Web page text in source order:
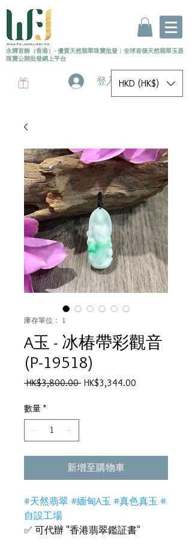
永輝首飾（香港）- 優質天然翡翠珠寶批發 〡 全球首個天然翡翠玉器
珠寶公開批發網上平台
登入 HKD (HK$)
庫存單位： 1
A玉 - 冰椿帶彩觀音
(P-19518)
HK$3,800.00 一HK$3,344.00
數量 *
新增至購物車
#天然翡翠 #緬甸A玉 #真色真玉 #
自設工場
✅ 可代辦 "香港翡翠鑑証書"